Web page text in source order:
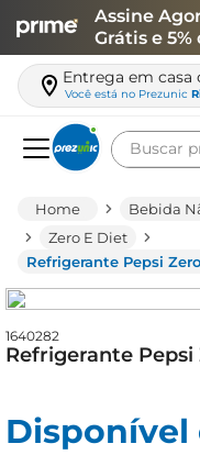
Assine
Grátis e
Entrega em casa
Você está no Prezunic
Buscar
Bebida
Zero E Diet
Refrigerante Pepsi
1640282
Refrigerante
Disponível
leite
queijo
arroz